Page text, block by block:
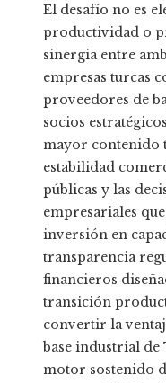
El desafío no es
productividad o
sinergia entre
empresas turcas
proveedores de
socios
mayor contenido
estabilidad
públicas y las
empresariales
inversión en
transparencia
financieros
transición
convertir la
base industrial de
motor sostenido